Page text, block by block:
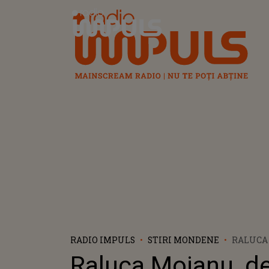
Radio Impuls
RADIO IMPULS STIRI MONDENE